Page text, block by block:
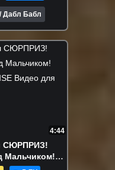
Дабл Бабл
4:44
СЮРПРИЗ!
Видео для